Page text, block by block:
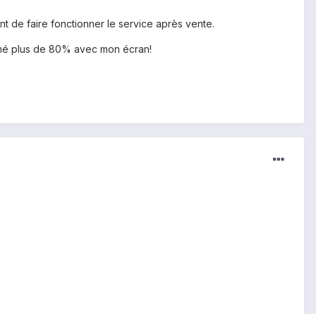
de faire fonctionner le service après vente.
plus de 80% avec mon écran!